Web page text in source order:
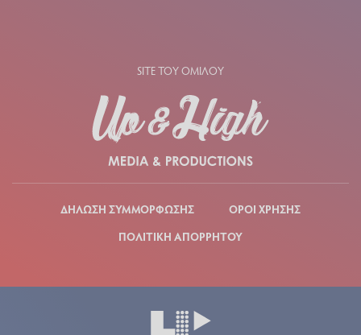
SITE ΤΟΥ ΟΜΙΛΟΥ
ΔΗΛΩΣΗ ΣΥΜΜΟΡΦΩΣΗΣ
ΟΡΟΙ ΧΡΗΣΗΣ
ΠΟΛΙΤΙΚΗ ΑΠΟΡΡΗΤΟΥ